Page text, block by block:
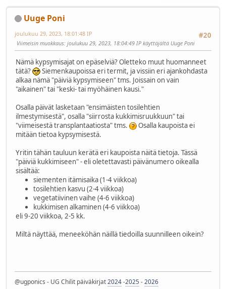
Uuge Poni
#20
joulukuu 29, 2023, 18:01:48 IP
Viimeisin muokkaus: joulukuu 29, 2023, 18:04:49 IP käyttäjältä Uuge Poni
Nämä kypsymisajat on epäselviä? Oletteko muut huomanneet
tätä?
Siemenkaupoissa eri termit, ja vissiin eri ajankohdasta
alkaa nämä "päiviä kypsymiseen" tms. Joissain on vain
"aikainen" tai "keski- tai myöhäinen kausi."
Osalla päivät lasketaan "ensimäisten tosilehtien
ilmestymisestä", osalla "siirrosta kukkimisruukkuun" tai
"viimeisestä transplantaatiosta" tms.
Osalla kaupoista ei
mitään tietoa kypsymisestä.
Yritin tähän tauluun kerätä eri kaupoista näitä tietoja. Tässä
"päiviä kukkimiseen" - eli oletettavasti päivänumero oikealla
sisältää:
siementen itämisaika (1-4 viikkoa)
tosilehtien kasvu (2-4 viikkoa)
vegetatiivinen vaihe (4-6 viikkoa)
kukkimisen alkaminen (4-6 viikkoa)
eli 9-20 viikkoa, 2-5 kk.
Miltä näyttää, meneeköhän näillä tiedoilla suunnilleen oikein?
@ugponics - UG Chilit päiväkirjat2024-2025 -2026